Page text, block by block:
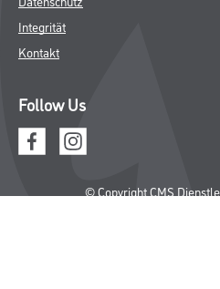
Integrität
Kontakt
Follow Us
© Copyright CMS